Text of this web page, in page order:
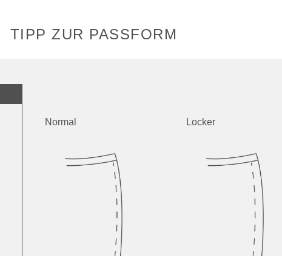
TIPP ZUR PASSFORM
Normal Locker